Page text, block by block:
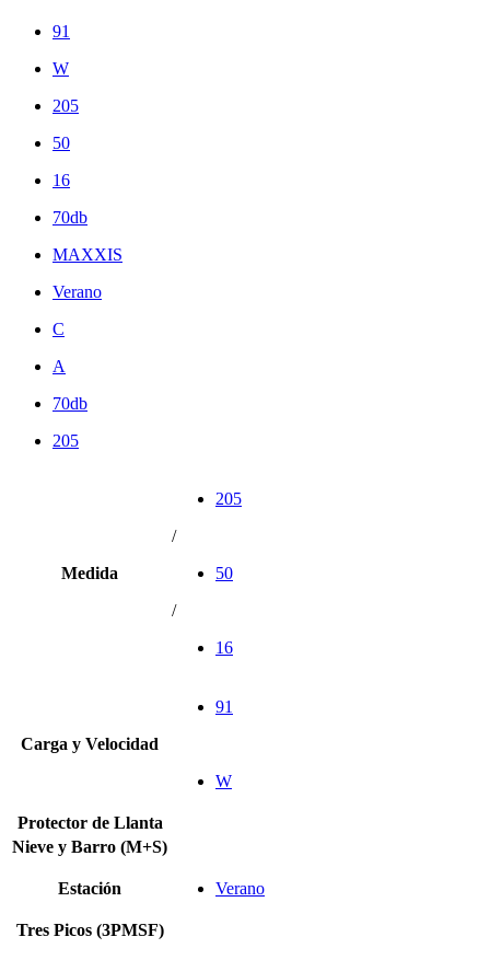
91
W
205
50
16
70db
MAXXIS
Verano
C
A
70db
205
Medida
205
/
50
/
16
Carga y Velocidad
91
W
Protector de Llanta
Nieve y Barro (M+S)
Estación Verano
Tres Picos (3PMSF)